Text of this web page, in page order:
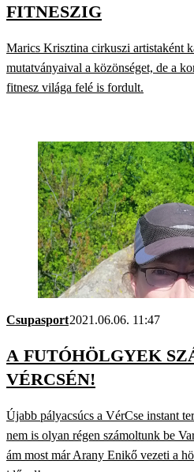
FITNESZIG
Marics Krisztina cirkuszi artistaként
mutatványaival a közönséget, de a
fitnesz világa felé is fordult.
Csupasport2021.06.06. 11:47
A FUTÓHÖLGYEK
VÉRCSÉN!
Újabb pályacsúcs a VérCse instant
nem is olyan régen számoltunk be
ám most már Arany Enikő vezeti a